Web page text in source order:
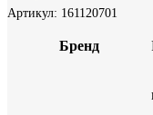
Артикул: 161120701
Бренд